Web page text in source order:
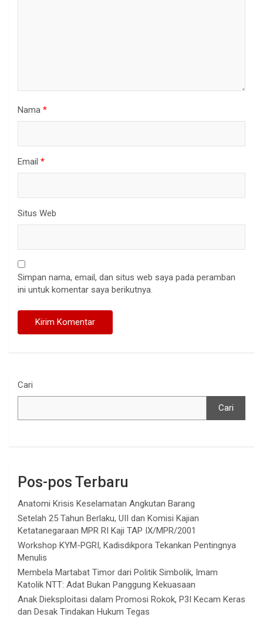
Nama *
Email *
Situs Web
Simpan nama, email, dan situs web saya pada peramban
ini untuk komentar saya berikutnya.
Cari
Cari
Pos-pos Terbaru
Anatomi Krisis Keselamatan Angkutan Barang
Setelah 25 Tahun Berlaku, UII dan Komisi Kajian
Ketatanegaraan MPR RI Kaji TAP IX/MPR/2001
Workshop KYM-PGRI, Kadisdikpora Tekankan Pentingnya
Menulis
Membela Martabat Timor dari Politik Simbolik, Imam
Katolik NTT: Adat Bukan Panggung Kekuasaan
Anak Dieksploitasi dalam Promosi Rokok, P3I Kecam Keras
dan Desak Tindakan Hukum Tegas